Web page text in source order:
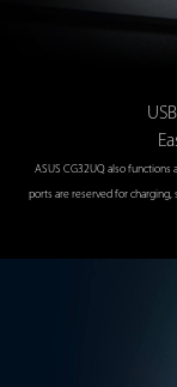
ASUS CG32UQ also functions
ports are reserved for charging,